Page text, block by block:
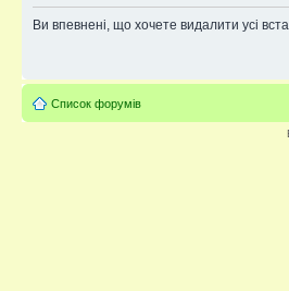
Ви впевнені, що хочете видалити усі
Список форумів